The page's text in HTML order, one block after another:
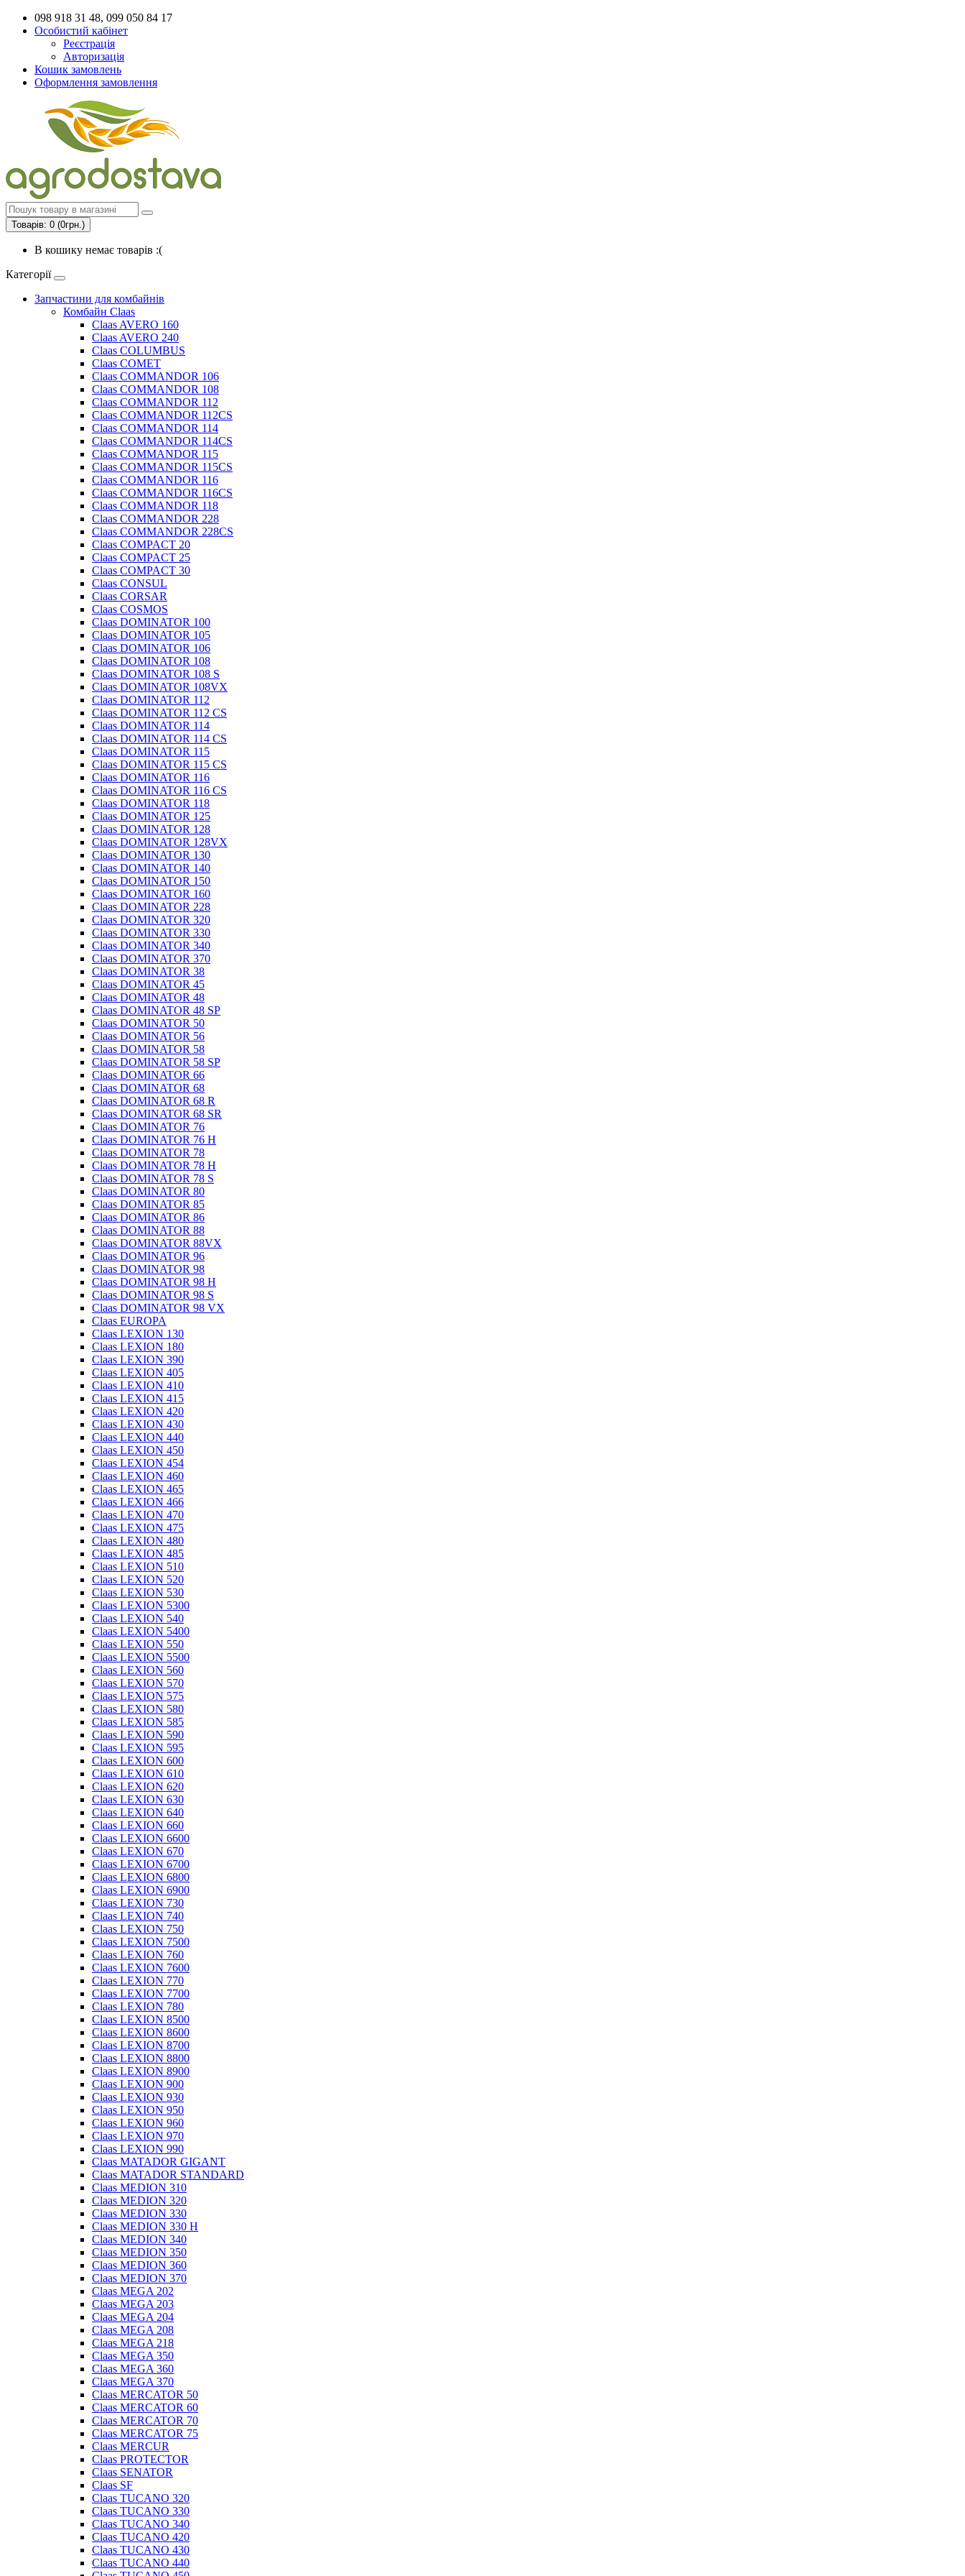
098 918 31 48, 099 050 84 17
Особистий кабінет
Реєстрація
Авторизація
Кошик замовлень
Оформлення замовлення
Товарів: 0 (0грн.)
В кошику немає товарів :(
Категорії
Запчастини для комбайнів
Комбайн Claas
Claas AVERO 160
Claas AVERO 240
Claas COLUMBUS
Claas COMET
Claas COMMANDOR 106
Claas COMMANDOR 108
Claas COMMANDOR 112
Claas COMMANDOR 112CS
Claas COMMANDOR 114
Claas COMMANDOR 114CS
Claas COMMANDOR 115
Claas COMMANDOR 115CS
Claas COMMANDOR 116
Claas COMMANDOR 116CS
Claas COMMANDOR 118
Claas COMMANDOR 228
Claas COMMANDOR 228CS
Claas COMPACT 20
Claas COMPACT 25
Claas COMPACT 30
Claas CONSUL
Claas CORSAR
Claas COSMOS
Claas DOMINATOR 100
Claas DOMINATOR 105
Claas DOMINATOR 106
Claas DOMINATOR 108
Claas DOMINATOR 108 S
Claas DOMINATOR 108VX
Claas DOMINATOR 112
Claas DOMINATOR 112 CS
Claas DOMINATOR 114
Claas DOMINATOR 114 CS
Claas DOMINATOR 115
Claas DOMINATOR 115 CS
Claas DOMINATOR 116
Claas DOMINATOR 116 CS
Claas DOMINATOR 118
Claas DOMINATOR 125
Claas DOMINATOR 128
Claas DOMINATOR 128VX
Claas DOMINATOR 130
Claas DOMINATOR 140
Claas DOMINATOR 150
Claas DOMINATOR 160
Claas DOMINATOR 228
Claas DOMINATOR 320
Claas DOMINATOR 330
Claas DOMINATOR 340
Claas DOMINATOR 370
Claas DOMINATOR 38
Claas DOMINATOR 45
Claas DOMINATOR 48
Claas DOMINATOR 48 SP
Claas DOMINATOR 50
Claas DOMINATOR 56
Claas DOMINATOR 58
Claas DOMINATOR 58 SP
Claas DOMINATOR 66
Claas DOMINATOR 68
Claas DOMINATOR 68 R
Claas DOMINATOR 68 SR
Claas DOMINATOR 76
Claas DOMINATOR 76 H
Claas DOMINATOR 78
Claas DOMINATOR 78 H
Claas DOMINATOR 78 S
Claas DOMINATOR 80
Claas DOMINATOR 85
Claas DOMINATOR 86
Claas DOMINATOR 88
Claas DOMINATOR 88VX
Claas DOMINATOR 96
Claas DOMINATOR 98
Claas DOMINATOR 98 H
Claas DOMINATOR 98 S
Claas DOMINATOR 98 VX
Claas EUROPA
Claas LEXION 130
Claas LEXION 180
Claas LEXION 390
Claas LEXION 405
Claas LEXION 410
Claas LEXION 415
Claas LEXION 420
Claas LEXION 430
Claas LEXION 440
Claas LEXION 450
Claas LEXION 454
Claas LEXION 460
Claas LEXION 465
Claas LEXION 466
Claas LEXION 470
Claas LEXION 475
Claas LEXION 480
Claas LEXION 485
Claas LEXION 510
Claas LEXION 520
Claas LEXION 530
Claas LEXION 5300
Claas LEXION 540
Claas LEXION 5400
Claas LEXION 550
Claas LEXION 5500
Claas LEXION 560
Claas LEXION 570
Claas LEXION 575
Claas LEXION 580
Claas LEXION 585
Claas LEXION 590
Claas LEXION 595
Claas LEXION 600
Claas LEXION 610
Claas LEXION 620
Claas LEXION 630
Claas LEXION 640
Claas LEXION 660
Claas LEXION 6600
Claas LEXION 670
Claas LEXION 6700
Claas LEXION 6800
Claas LEXION 6900
Claas LEXION 730
Claas LEXION 740
Claas LEXION 750
Claas LEXION 7500
Claas LEXION 760
Claas LEXION 7600
Claas LEXION 770
Claas LEXION 7700
Claas LEXION 780
Claas LEXION 8500
Claas LEXION 8600
Claas LEXION 8700
Claas LEXION 8800
Claas LEXION 8900
Claas LEXION 900
Claas LEXION 930
Claas LEXION 950
Claas LEXION 960
Claas LEXION 970
Claas LEXION 990
Claas MATADOR GIGANT
Claas MATADOR STANDARD
Claas MEDION 310
Claas MEDION 320
Claas MEDION 330
Claas MEDION 330 H
Claas MEDION 340
Claas MEDION 350
Claas MEDION 360
Claas MEDION 370
Claas MEGA 202
Claas MEGA 203
Claas MEGA 204
Claas MEGA 208
Claas MEGA 218
Claas MEGA 350
Claas MEGA 360
Claas MEGA 370
Claas MERCATOR 50
Claas MERCATOR 60
Claas MERCATOR 70
Claas MERCATOR 75
Claas MERCUR
Claas PROTECTOR
Claas SENATOR
Claas SF
Claas TUCANO 320
Claas TUCANO 330
Claas TUCANO 340
Claas TUCANO 420
Claas TUCANO 430
Claas TUCANO 440